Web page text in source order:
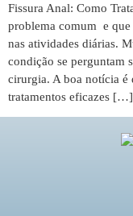
Fissura Anal: Como
problema comum e
nas atividades diárias.
condição se perguntam
cirurgia. A boa notícia é
tratamentos eficazes […]